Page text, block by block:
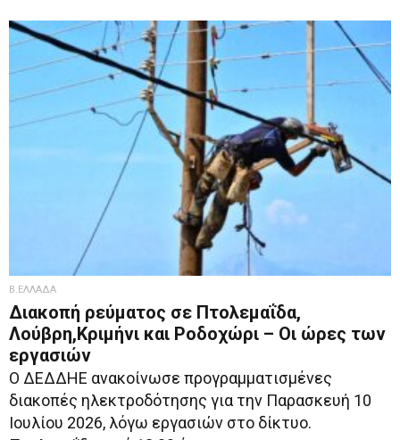
Β.ΕΛΛΑΔΑ
Διακοπή ρεύματος σε Πτολεμαΐδα,
Λούβρη,Κριμήνι και Ροδοχώρι – Οι ώρες των
εργασιών
Ο ΔΕΔΔΗΕ ανακοίνωσε προγραμματισμένες
διακοπές ηλεκτροδότησης για την Παρασκευή 10
Ιουλίου 2026, λόγω εργασιών στο δίκτυο.